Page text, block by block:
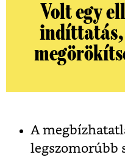
Volt egy
indíttatás,
A
legszomorúbb